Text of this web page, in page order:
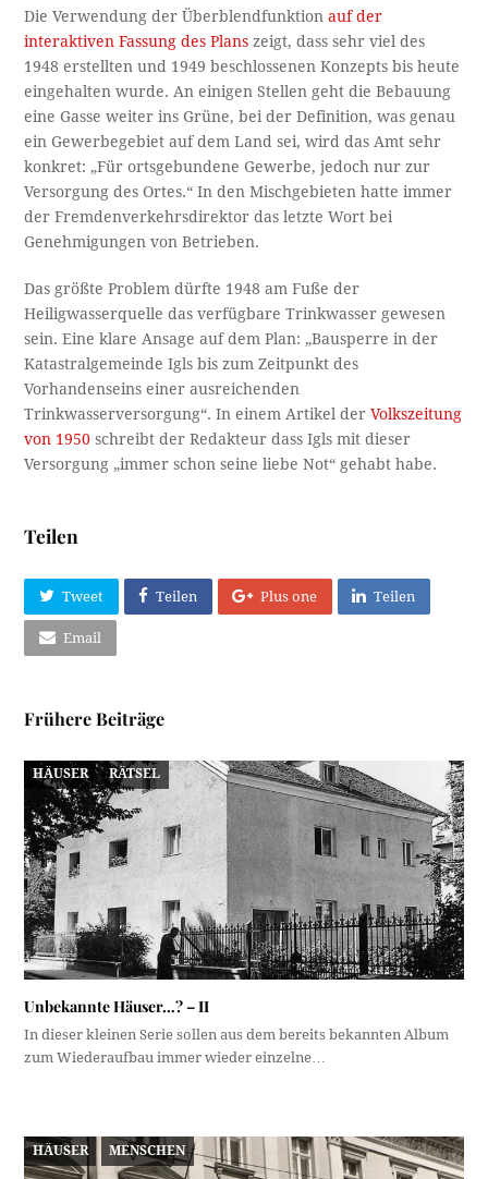
Die Verwendung der Überblendfunktionauf der
interaktiven Fassung des Plans zeigt, dass sehr viel des
1948 erstellten und 1949 beschlossenen Konzepts bis heute
eingehalten wurde. An einigen Stellen geht die Bebauung
eine Gasse weiter ins Grüne, bei der Definition, was genau
ein Gewerbegebiet auf dem Land sei, wird das Amt sehr
konkret: „Für ortsgebundene Gewerbe, jedoch nur zur
Versorgung des Ortes.“ In den Mischgebieten hatte immer
der Fremdenverkehrsdirektor das letzte Wort bei
Genehmigungen von Betrieben.
Das größte Problem dürfte 1948 am Fuße der
Heiligwasserquelle das verfügbare Trinkwasser gewesen
sein. Eine klare Ansage auf dem Plan: „Bausperre in der
Katastralgemeinde Igls bis zum Zeitpunkt des
Vorhandenseins einer ausreichenden
Trinkwasserversorgung“. In einem Artikel derVolkszeitung
von 1950 schreibt der Redakteur dass Igls mit dieser
Versorgung „immer schon seine liebe Not“ gehabt habe.
Teilen
Tweet Teilen Plus one Teilen
Email
Frühere Beiträge
HÄUSER RÄTSEL
Unbekannte Häuser…? – II
In dieser kleinen Serie sollen aus dem bereits bekannten Album
zum Wiederaufbau immer wieder einzelne…
HÄUSER MENSCHEN